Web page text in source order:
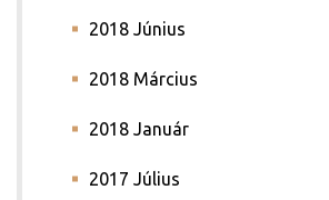
2018 Június
2018 Március
2018 Január
2017 Július